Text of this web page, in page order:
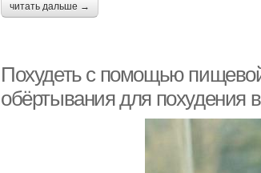
читать дальше →
Похудеть с помощью
обёртывания для похудения